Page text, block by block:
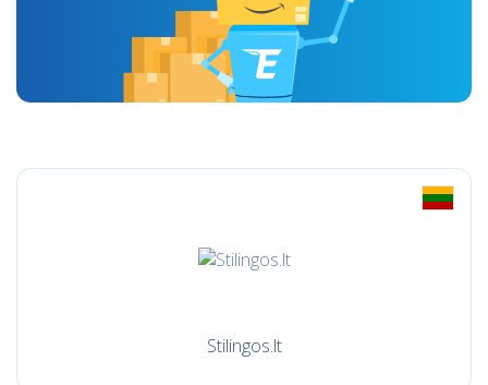
Stilingos.lt